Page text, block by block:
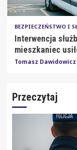
BEZPIECZEŃSTWO I
Interwencja
mieszkaniec
Tomasz Dawidowicz
Przeczytaj